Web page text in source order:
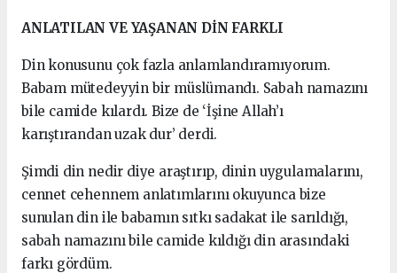
ANLATILAN VE YAŞANAN DİN FARKLI
Din konusunu çok fazla anlamlandıramıyorum.
Babam mütedeyyin bir müslümandı. Sabah namazını
bile camide kılardı. Bize de ‘İşine Allah’ı
karıştırandan uzak dur’ derdi.
Şimdi din nedir diye araştırıp, dinin uygulamalarını,
cennet cehennem anlatımlarını okuyunca bize
sunulan din ile babamın sıtkı sadakat ile sarıldığı,
sabah namazını bile camide kıldığı din arasındaki
farkı gördüm.